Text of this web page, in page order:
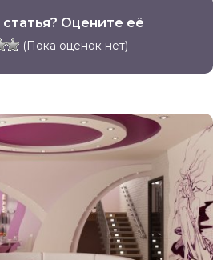
Оцените её
(Пока оценок нет)